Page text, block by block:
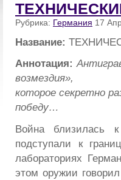
Рубрика: Германия 17
Название:
Аннотация:
возмездия»,
которое секретно
победу…
Война близилась
подступали к
лабораториях
этом оружии